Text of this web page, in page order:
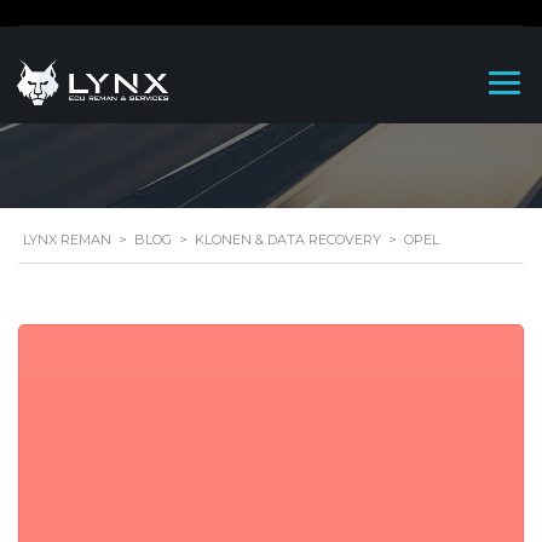
OPEL
LYNX REMAN > BLOG > KLONEN & DATA RECOVERY > OPEL